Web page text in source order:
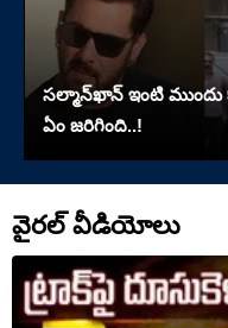
సల్మాన్‌ఖాన్‌ ఇంటి ముందు
ఏం జరిగింది..!
వైరల్ వీడియోలు